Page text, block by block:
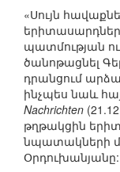
«Սույն
պատմության
ծանոթացնել
դրանցում
ինչպես նաև
Nachrichten
թղթակցին
նպատակների
Օրդուխանյանը: